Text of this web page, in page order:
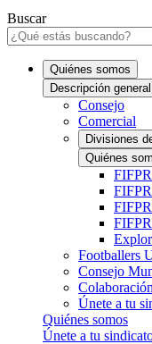
Buscar
Quiénes somos
Descripción general
Consejo
Comercial
Divisiones
Quiénes
Footballers
Consejo
Únete a tu
Quiénes somos
Únete a tu